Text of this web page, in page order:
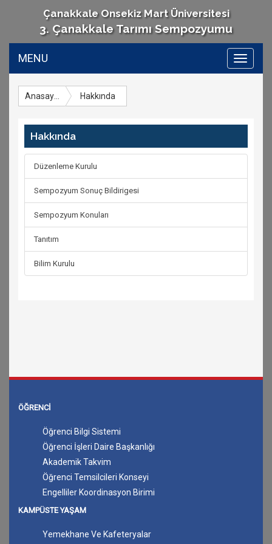
Çanakkale Onsekiz Mart Üniversitesi
3. Çanakkale Tarımı Sempozyumu
MENU
Toggle
Hakkında
Hakkında
Düzenleme Kurulu
Sempozyum Sonuç Bildirigesi
Sempozyum Konuları
Tanıtım
Bilim Kurulu
ÖĞRENCİ
Öğrenci Bilgi Sistemi
Öğrenci İşleri Daire Başkanlığı
Akademik Takvim
Öğrenci Temsilcileri Konseyi
Engelliler Koordinasyon Birimi
KAMPÜSTE YAŞAM
Yemekhane Ve Kafeteryalar